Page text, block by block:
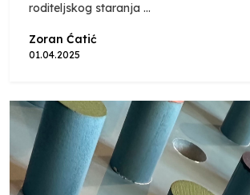
roditeljskog staranja ...
Zoran Ćatić
01.04.2025